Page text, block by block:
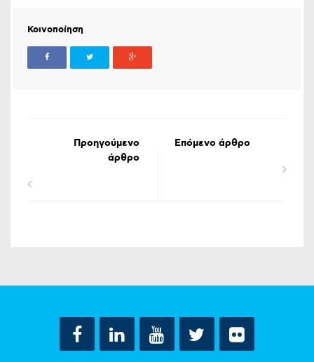
Κοινοποίηση
Προηγούμενο
άρθρο
Επόμενο άρθρο